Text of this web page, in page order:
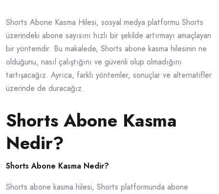
Shorts Abone Kasma Hilesi, sosyal medya platformu Shorts
üzerindeki abone sayısını hızlı bir şekilde artırmayı amaçlayan
bir yöntemdir. Bu makalede, Shorts abone kasma hilesinin ne
olduğunu, nasıl çalıştığını ve güvenli olup olmadığını
tartışacağız. Ayrıca, farklı yöntemler, sonuçlar ve alternatifler
üzerinde de duracağız.
Shorts Abone Kasma
Nedir?
Shorts Abone Kasma Nedir?
Shorts abone kasma hilesi, Shorts platformunda abone